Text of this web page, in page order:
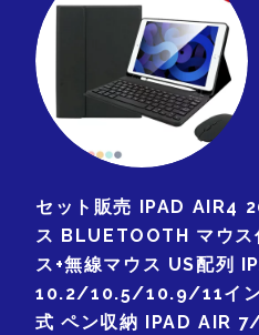
セット販売 IPAD AIR4
ス BLUETOOTH マウス
ス+無線マウス US配列
10.2/10.5/10.9/11イン
式 ペン収納 IPAD AIR